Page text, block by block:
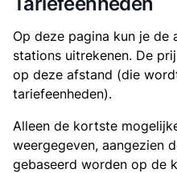
Op deze pagina kun je de
stations uitrekenen. De
op deze afstand (die
tariefeenheden).
Alleen de kortste
weergegeven, aangezien
gebaseerd worden op de